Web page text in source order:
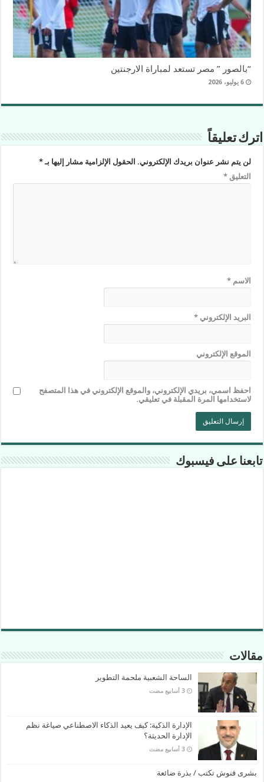
“بالصور ” مصر تستعد لمباراة الارجنتين
6 يوليو، 2026
اترك تعليقاً
لن يتم نشر عنوان بريدك الإلكتروني. الحقول الإلزامية مشار إليها بـ*
التعليق*
الاسم*
البريد الإلكتروني*
الموقع الإلكتروني
احفظ اسمي، بريدي الإلكتروني، والموقع الإلكتروني في هذا المتصفح
لاستخدامها المرة المقبلة في تعليقي.
تابعنا على فيسبوك
مقالات
الساحة الشعبية ملحمة التطوير
‏3 أسابيع مضت
الإدارة الذكية: كيف يعيد الذكاء الاصطناعي صياغة نظم
الإدارة الحديثة؟
‏3 أسابيع مضت
بشرى قنوش تكتب / بذرة ضائعة